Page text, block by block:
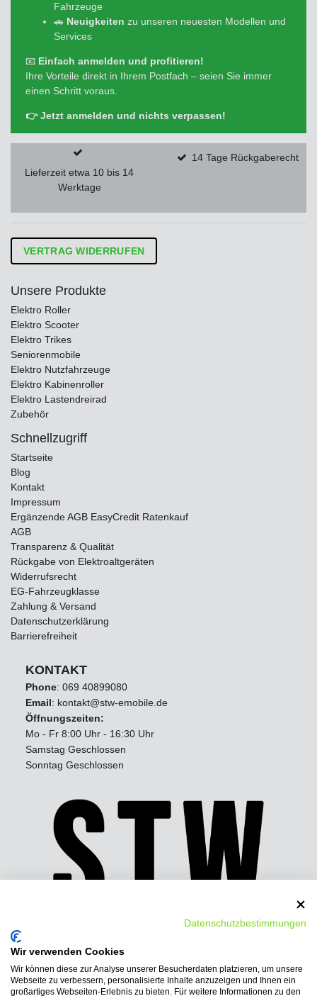
Fahrzeuge
🚗 Neuigkeiten zu unseren neuesten Modellen und
Services
📧 Einfach anmelden und profitieren!
Ihre Vorteile direkt in Ihrem Postfach – seien Sie immer
einen Schritt voraus.
👉 Jetzt anmelden und nichts verpassen!
Lieferzeit etwa 10 bis 14
Werktage
14 Tage Rückgaberecht
VERTRAG WIDERRUFEN
Unsere Produkte
Elektro Roller
Elektro Scooter
Elektro Trikes
Seniorenmobile
Elektro Nutzfahrzeuge
Elektro Kabinenroller
Elektro Lastendreirad
Zubehör
Schnellzugriff
Startseite
Blog
Kontakt
Impressum
Ergänzende AGB EasyCredit Ratenkauf
AGB
Transparenz & Qualität
Rückgabe von Elektroaltgeräten
Widerrufsrecht
EG-Fahrzeugklasse
Zahlung & Versand
Datenschutzerklärung
Barrierefreiheit
KONTAKT
Phone: 069 40899080
Email: kontakt@stw-emobile.de
Öffnungszeiten:
Mo - Fr 8:00 Uhr - 16:30 Uhr
Samstag Geschlossen
Sonntag Geschlossen
Wir bieten folgende
Datenschutzbestimmungen
Wir verwenden Cookies
Wir können diese zur Analyse unserer Besucherdaten platzieren, um unsere
Webseite zu verbessern, personalisierte Inhalte anzuzeigen und Ihnen ein
großartiges Webseiten-Erlebnis zu bieten. Für weitere Informationen zu den